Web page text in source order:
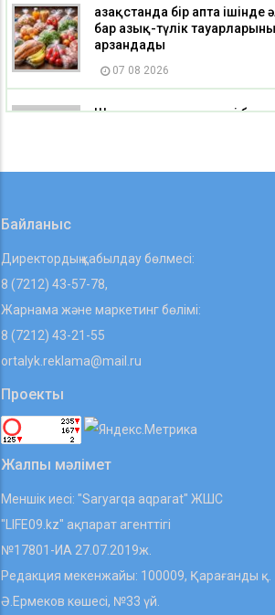
Қазақстанда бір апта
бар азық-түлік
арзандады
07 08 2026
Шығыс Қазақстанда екі
07 08 2026
Байланыс
Директордың қабылдау бөлмесі:
8 (7212) 43-57-78,
Жарнама және маркетинг бөлімі:
8 (7212) 43-21-55
ortalyk.reklama@mail.ru
Проекты
Жалпы мәлімет
Меншік иесі: "Saryarqa aqparat" ЖШС
"LIFE09.kz" ақпарат агенттігі
№17801-ИА 27.07.2019ж.
Редакция мекенжайы: 100009, Қарағанды қ.
Ә.Ермеков көшесі, №33 үй.